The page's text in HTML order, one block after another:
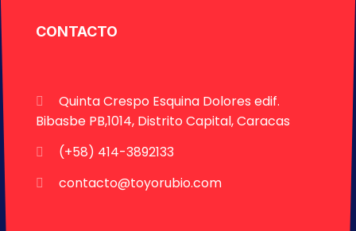
CONTACTO
Quinta Crespo Esquina Dolores edif.
Bibasbe PB,1014, Distrito Capital, Caracas
(+58) 414-3892133
contacto@toyorubio.com